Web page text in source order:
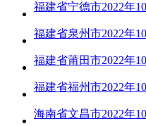
福建省宁德市2022年
福建省泉州市2022年
福建省莆田市2022年
福建省福州市2022年
海南省文昌市2022年